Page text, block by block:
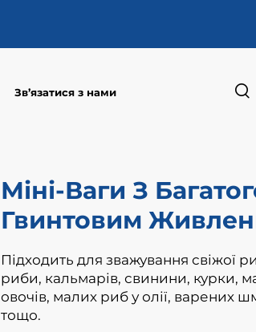
Зв’язатися з нами
Міні-Ваги З
Гвинтовим
Підходить для зважування свіжої
риби, кальмарів, свинини, курки,
овочів, малих риб у олії, варених
тощо.